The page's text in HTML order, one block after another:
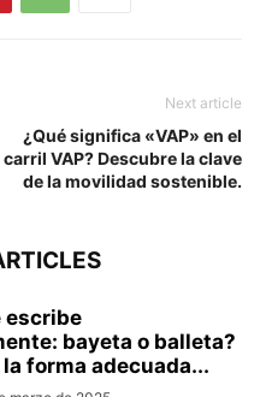
Next article
¿Qué significa «VAP» en el
carril VAP? Descubre la clave
de la movilidad sostenible.
escribe
bayeta o balleta?
forma adecuada...